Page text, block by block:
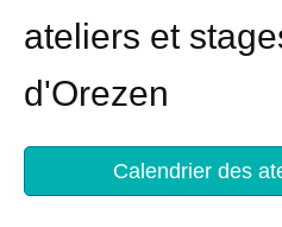
ateliers et
d'Orezen
Calendrier des